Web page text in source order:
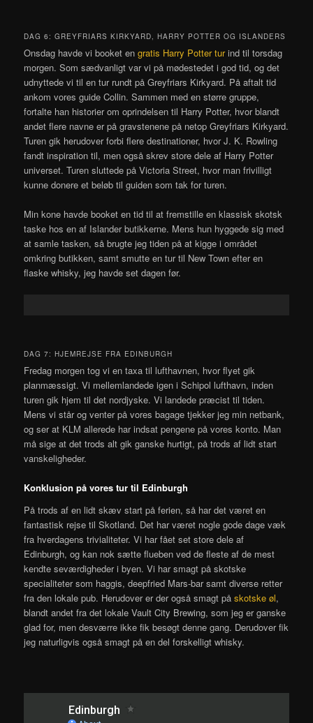
DAG 6: GREYFRIARS KIRKYARD, HARRY POTTER OG ISLANDERS
Onsdag havde vi booket engratis Harry Potter turind til torsdag
morgen. Som sædvanligt var vi på mødestedet i god tid, og det
udnyttede vi til en tur rundt på Greyfriars Kirkyard. På aftalt tid
ankom vores guide Collin. Sammen med en større gruppe,
fortalte han historier om oprindelsen til Harry Potter, hvor blandt
andet flere navne er på gravstenene på netop Greyfriars Kirkyard.
Turen gik herudover forbi flere destinationer, hvor J. K. Rowling
fandt inspiration til, men også skrev store dele af Harry Potter
universet. Turen sluttede på Victoria Street, hvor man frivilligt
kunne donere et beløb til guiden som tak for turen.
Min kone havde booket en tid til at fremstille en klassisk skotsk
taske hos en af Islander butikkerne. Mens hun hyggede sig med
at samle tasken, så brugte jeg tiden på at kigge i området
omkring butikken, samt smutte en tur til New Town efter en
flaske whisky, jeg havde set dagen før.
DAG 7: HJEMREJSE FRA EDINBURGH
Fredag morgen tog vi en taxa til lufthavnen, hvor flyet gik
planmæssigt. Vi mellemlandede igen i Schipol lufthavn, inden
turen gik hjem til det nordjyske. Vi landede præcist til tiden.
Mens vi står og venter på vores bagage tjekker jeg min netbank,
og ser at KLM allerede har indsat pengene på vores konto. Man
må sige at det trods alt gik ganske hurtigt, på trods af lidt start
vanskeligheder.
Konklusion på vores tur til Edinburgh
På trods af en lidt skæv start på ferien, så har det været en
fantastisk rejse til Skotland. Det har været nogle gode dage væk
fra hverdagens trivialiteter. Vi har fået set store dele af
Edinburgh, og kan nok sætte flueben ved de fleste af de mest
kendte seværdigheder i byen. Vi har smagt på skotske
specialiteter som haggis, deepfried Mars-bar samt diverse retter
fra den lokale pub. Herudover er der også smagt påskotske øl,
blandt andet fra det lokaleVault City Brewing, som jeg er ganske
glad for, men desværre ikke fik besøgt denne gang. Derudover fik
jeg naturligvis også smagt på en del forskelligt whisky.